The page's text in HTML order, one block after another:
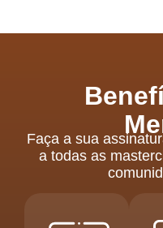
Faça a sua
a todas as